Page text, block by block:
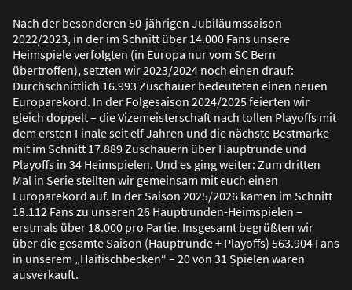
Nach der besonderen 50-jährigen Jubiläumssaison
2022/2023, in der im Schnitt über 14.000 Fans unsere
Heimspiele verfolgten (in Europa nur vom SC Bern
übertroffen), setzten wir 2023/2024 noch einen drauf:
Durchschnittlich 16.993 Zuschauer bedeuteten einen neuen
Europarekord. In der Folgesaison 2024/2025 feierten wir
gleich doppelt – die Vizemeisterschaft nach tollen Playoffs mit
dem ersten Finale seit elf Jahren und die nächste Bestmarke
mit im Schnitt 17.889 Zuschauern über Hauptrunde und
Playoffs in 34 Heimspielen. Und es ging weiter: Zum dritten
Mal in Serie stellten wir gemeinsam mit euch einen
Europarekord auf. In der Saison 2025/2026 kamen im Schnitt
18.112 Fans zu unseren 26 Hauptrunden-Heimspielen –
erstmals über 18.000 pro Partie. Insgesamt begrüßten wir
über die gesamte Saison (Hauptrunde + Playoffs) 563.904 Fans
in unserem „Haifischbecken“ – 20 von 31 Spielen waren
ausverkauft.